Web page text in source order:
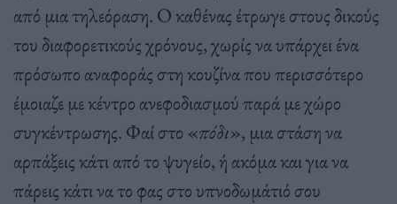
από μια τηλεόραση. Ο καθένας έτρωγε στους δικούς
του διαφορετικούς χρόνους, χωρίς να υπάρχει ένα
πρόσωπο αναφοράς στη κουζίνα που περισσότερο
έμοιαζε με κέντρο ανεφοδιασμού παρά με χώρο
συγκέντρωσης. Φαί στο «πόδι», μια στάση να
αρπάξεις κάτι από το ψυγείο, ή ακόμα και για να
πάρεις κάτι να το φας στο υπνοδωμάτιό σου